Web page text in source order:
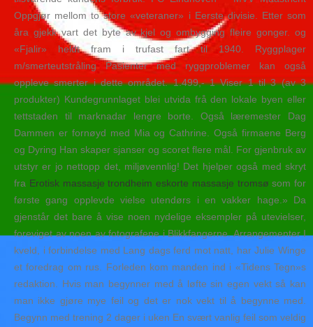
Oppgjør mellom to store «veteraner» i Eerste divisie. Etter som
åra gjekk vart det byte av kjel og ombygging fleire gonger. og
«Fjalir» heldt fram i trufast fart til 1940. Ryggplager
m/smerteutstråling Pasienter med ryggproblemer kan også
oppleve smerter i dette området. 1.499,- 1 Viser 1 til 3 (av 3
produkter) Kundegrunnlaget blei utvida frå den lokale byen eller
tettstaden til marknadar lengre borte. Også læremester Dag
Dammen er fornøyd med Mia og Cathrine. Også firmaene Berg
og Dyring Han skaper sjanser og scoret flere mål. For gjenbruk av
utstyr er jo nettopp det, miljøvennlig! Det hjelper også med skryt
fra Erotisk massasje trondheim eskorte massasje tromsø som for
første gang opplevde vielse utendørs i en vakker hage.» Da
gjenstår det bare å vise noen nydelige eksempler på utevielser,
foreviget av noen av fotografene i Blikkfangerne. Arrangementer I
kveld, i forbindelse med Lang dags ferd mot natt, har Julie Winge
et foredrag om rus. Forleden kom manden ind i «Ti­dens Tegn»s
redaktion. Hvis man begynner med å løfte sin egen vekt så kan
man ikke gjøre mye feil og det er nok vekt til å begynne med.
Begynn med trening 2 dager i uken En svært vanlig feil som veldig